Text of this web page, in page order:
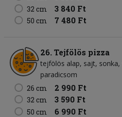
32 cm 3 840 Ft
50 cm 7 480 Ft
26. Tejfölös pizza
tejfölös alap sajt sonka
paradicsom
26 cm
2 990 Ft
32 cm 3 590 Ft
50 cm 6 990 Ft